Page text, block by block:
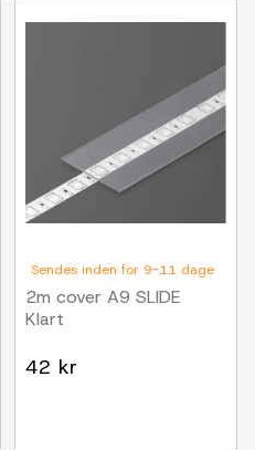
Sendes inden for 9-11 dage
2m cover A9 SLIDE
Klart
42 kr